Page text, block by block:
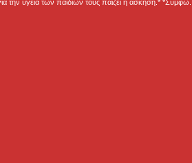
την υγεία των παιδιών τους παίζει η άσκηση.* *Σύμφω...